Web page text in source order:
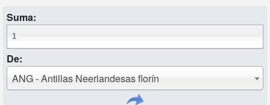
Suma:
De:
ANG - Antillas Neerlandesas florín